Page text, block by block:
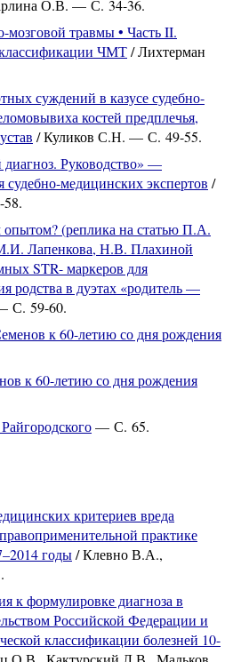
О.В. — С. 34-36.
мозговой травмы • Часть II.
ЧМТ/ Лихтерман
суждений в казусе судебно-
костей предплечья,
/ Куликов С.Н. — С. 49-55.
Руководство» —
судебно-медицинских экспертов /
опытом? (реплика на статью П.А.
Лапенкова, Н.В. Плахиной
STR- маркеров для
родства в дуэтах «родитель —
С. 59-60.
к 60-летию со дня рождения
к 60-летию со дня рождения
— С. 65.
критериев вреда
практике
годы/ Клевно В.А.,
к формулировке диагноза в
Российской Федерации и
классификации болезней 10-